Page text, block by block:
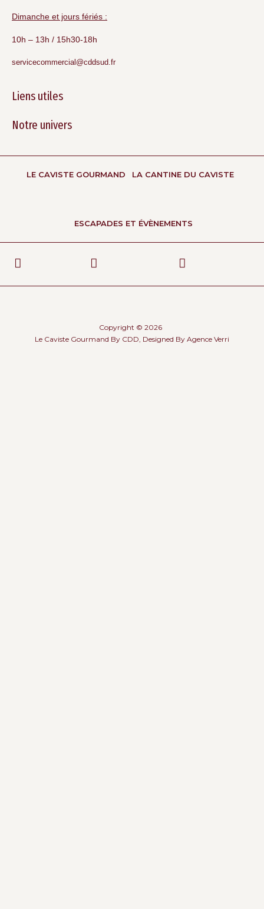
Dimanche et jours fériés :
10h – 13h / 15h30-18h
servicecommercial@cddsud.fr
Liens utiles
Notre univers
LE CAVISTE GOURMAND LA CANTINE DU CAVISTE
ESCAPADES ET ÉVÈNEMENTS
Copyright © 2026
Le Caviste Gourmand By CDD, Designed By Agence Verri